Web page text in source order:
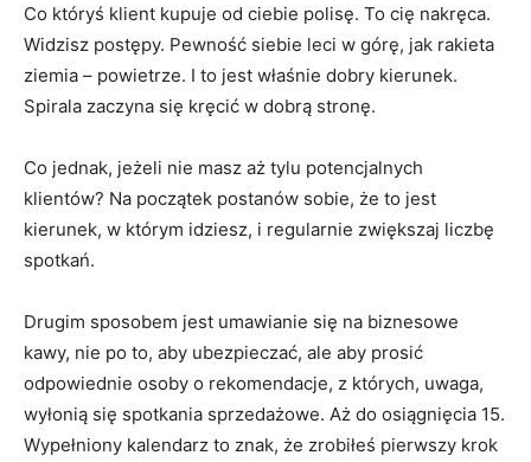
Co któryś klient kupuje od ciebie polisę. To cię nakręca.
Widzisz postępy. Pewność siebie leci w górę, jak rakieta
ziemia – powietrze. I to jest właśnie dobry kierunek.
Spirala zaczyna się kręcić w dobrą stronę.
Co jednak, jeżeli nie masz aż tylu potencjalnych
klientów? Na początek postanów sobie, że to jest
kierunek, w którym idziesz, i regularnie zwiększaj liczbę
spotkań.
Drugim sposobem jest umawianie się na biznesowe
kawy, nie po to, aby ubezpieczać, ale aby prosić
odpowiednie osoby o rekomendacje, z których, uwaga,
wyłonią się spotkania sprzedażowe. Aż do osiągnięcia 15.
Wypełniony kalendarz to znak, że zrobiłeś pierwszy krok